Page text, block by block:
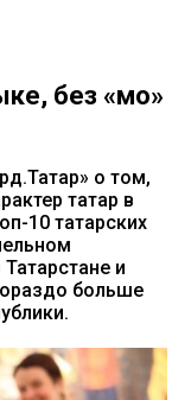
без «моң»
о том,
татар в
10 татарских
и
больше